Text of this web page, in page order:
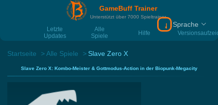
GameBuff Trainer
Unterstützt über 7000 Spieltrainer
Letzte
Updates
Alle
Spiele
Hilfe
Download
Sprache
Startseite Alle Spiele Slave Zero X
Slave Zero X: Kombo-Meister & Gottmodus-Action in der Biopunk-Megacity